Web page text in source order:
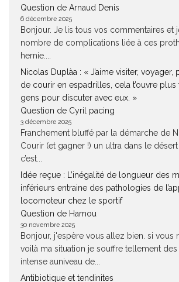
Question de Arnaud Denis
6 décembre 2025
Bonjour. Je lis tous vos commentaires et
nombre de complications liée à ces
hernie....
Nicolas Duplàa : « J’aime visiter, voyager,
de courir en espadrilles, cela t’ouvre plus
gens pour discuter avec eux. »
Question de Cyril pacing
3 décembre 2025
Franchement bluffé par la démarche de
Courir (et gagner !) un ultra dans le
c’est...
Idée reçue : L’inégalité de longueur des
inférieurs entraine des pathologies de
locomoteur chez le sportif
Question de Hamou
30 novembre 2025
Bonjour, j'espère vous allez bien. si vous
voilà ma situation je souffre tellement
intense auniveau de...
Antibiotique et tendinites